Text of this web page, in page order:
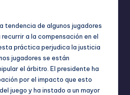
tendencia de algunos jugadores
a la compensación en el
práctica perjudica la justicia
jugadores se están
el árbitro. El presidente ha
por el impacto que esto
juego y ha instado a un mayor